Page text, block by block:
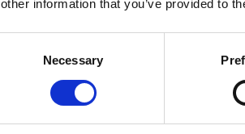
other information that you’ve provided to
Necessary
pentru Rolbeta